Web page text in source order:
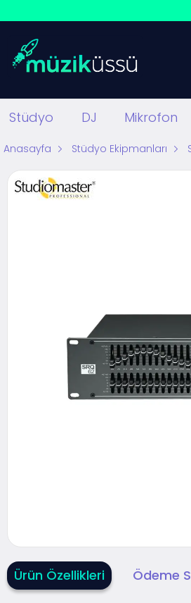
Stüdyo DJ Mikrofon
Anasayfa Stüdyo Ekipmanları
Ürün Özellikleri Ödeme